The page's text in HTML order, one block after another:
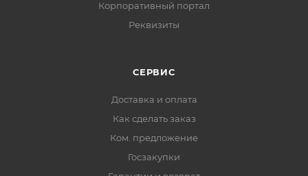
Корпоративный портал
Реквизиты
СЕРВИС
Доставка и оплата
Как сделать заказ
Ком. предложение
Госзакупки